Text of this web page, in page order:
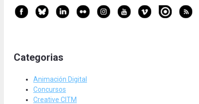
Categorias
Animación Digital
Concursos
Creative CITM